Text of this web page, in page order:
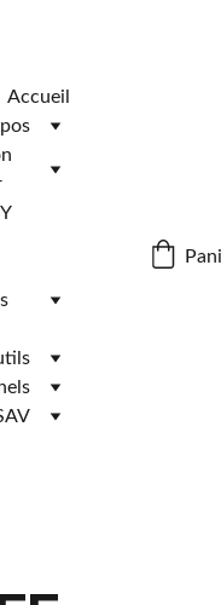
Accueil